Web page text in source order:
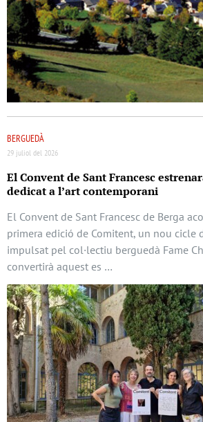
BERGUEDÀ
29 juliol del 2026
El Convent de Sant Francesc
dedicat a l’art contemporani
El Convent de Sant Francesc de Berga
primera edició de Comitent, un nou cicle
impulsat pel col·lectiu berguedà Fame
convertirà aquest es …